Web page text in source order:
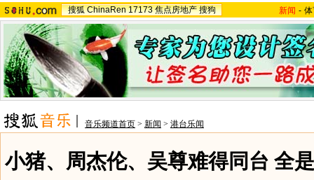
搜狐 ChinaRen 17173 焦点房地产 搜狗 新闻 -
音乐频道首页 > 新闻 > 港台乐闻
小猪、周杰伦、吴尊难得同台 全